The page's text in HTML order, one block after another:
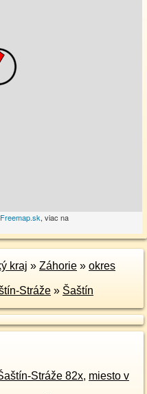
Freemap.sk, viac na
kraj » Záhorie » okres
Stráže » Šaštín
Stráže 82x, miesto v